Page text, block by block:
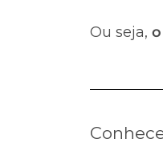
Ou seja,